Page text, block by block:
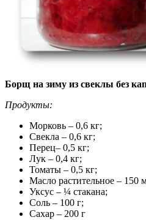
Борщ на зиму из свеклы без
Продукты:
Морковь – 0,6 кг;
Свекла – 0,6 кг;
Перец– 0,5 кг;
Лук – 0,4 кг;
Томаты – 0,5 кг;
Масло растительное – 150
Уксус – ¼ стакана;
Соль – 100 г;
Сахар – 200 г